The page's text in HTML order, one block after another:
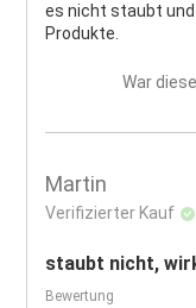
es nicht staubt
Produkte.
War
Martin
Verifizierter Kauf
staubt nicht,
Bewertung